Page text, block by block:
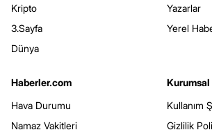
Kripto
3.Sayfa
Dünya
Yazarlar
Yerel
Haberler.com
Hava Durumu
Namaz Vakitleri
Kurumsal
Kullanım
Gizlilik